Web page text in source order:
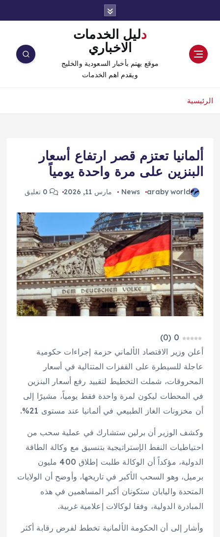
دليل الخدمات
الاخباري
موقع يهتم بأخبار السعودية والخليج
ويقدم اهم الخدمات
الرئيسية
ألمانيا تعتزم قصر ارتفاع أسعار
البنزين على مرة واحدة يومياً
araby world
News مارس 11, 2026
0
(
0
)
أعلن وزير الاقتصاد الألماني حزمة إجراءات حكومية
عاجلة للسيطرة على القفزات المتتالية في أسعار
المحروقات، شملت التخطيط لتقييد رفع أسعار البنزين
في المحطات ليكون لمرة واحدة فقط يومياً، مشيرًا إلى
أن مخزونات الغاز الطبيعي في ألمانيا عند مستوى 21%.
وكشف الوزير أن برلين ستشارك في عملية سحب من
احتياطيات النفط الإستراتيجية بتنسيق مع وكالة الطاقة
الدولية، مؤكداً أن الوكالة طلبت إطلاق 400 مليون
برميل، وهو السحب الأكبر في تاريخها، وأوضح أن الولايات
المتحدة واليابان ستكونان أكبر المساهمين في هذه
المبادرة الدولية، وفقا لوكالات إعلامية غربية.
وأشار إلى أن الحكومة الألمانية تخطط لفرض رقابة أكثر